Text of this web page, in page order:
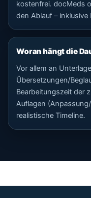
kostenfrei. docMeds
den Ablauf –
Woran hängt die
Vor allem an
Übersetzungen/
Bearbeitungszeit der
Auflagen
realistische Timeline.